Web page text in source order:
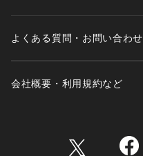
よくある質問・お問い合わせ
会社概要・利用規約など